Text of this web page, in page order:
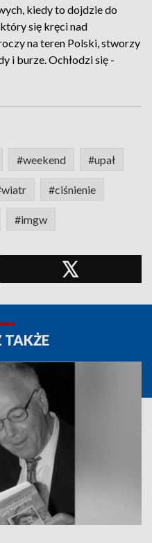
kiedy to dojdzie do
się kręci nad
na teren Polski, stworzy
i burze. Ochłodzi się -
#weekend #upał
#ciśnienie
#imgw
TAKŻE